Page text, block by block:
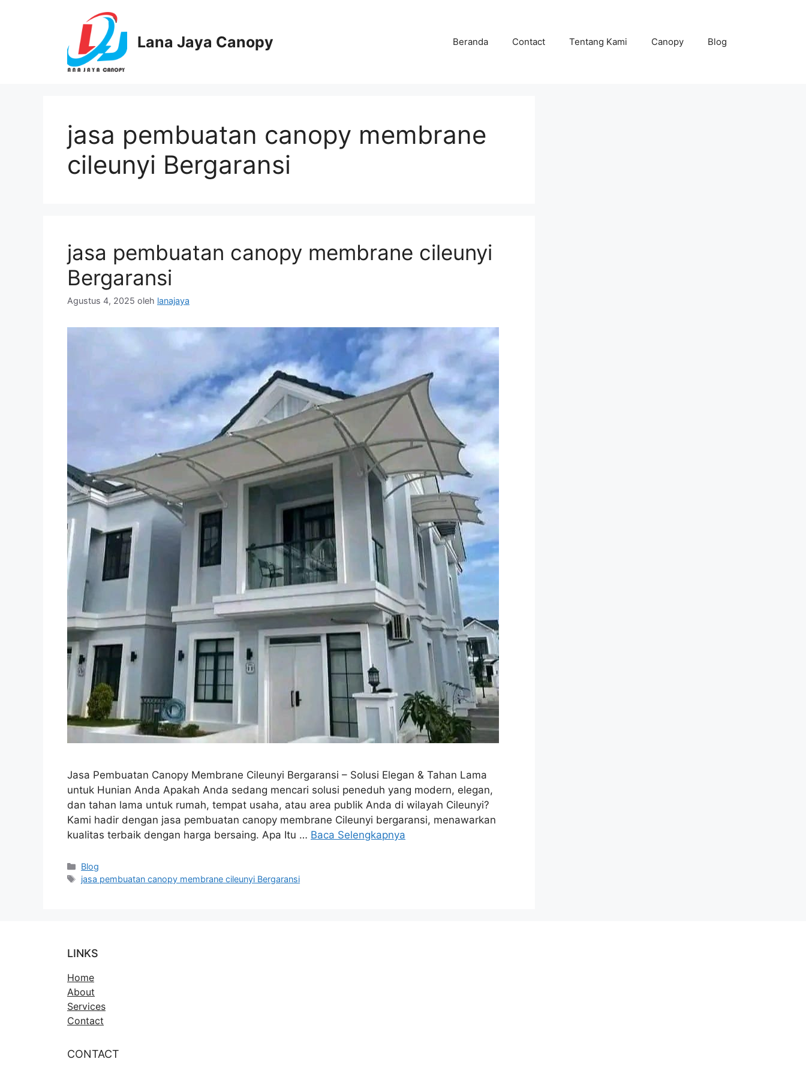
Lana Jaya Canopy Beranda Contact Tentang Kami Canopy Blog
jasa pembuatan canopy membrane
cileunyi Bergaransi
jasa pembuatan canopy membrane cileunyi
Bergaransi
Agustus 4, 2025 oleh lanajaya
Jasa Pembuatan Canopy Membrane Cileunyi Bergaransi – Solusi Elegan & Tahan Lama
untuk Hunian Anda Apakah Anda sedang mencari solusi peneduh yang modern, elegan,
dan tahan lama untuk rumah, tempat usaha, atau area publik Anda di wilayah Cileunyi?
Kami hadir dengan jasa pembuatan canopy membrane Cileunyi bergaransi, menawarkan
kualitas terbaik dengan harga bersaing. Apa Itu … Baca Selengkapnya
Kategori
Blog
Tag
jasa pembuatan canopy membrane cileunyi Bergaransi
LINKS
Home
About
Services
Contact
CONTACT